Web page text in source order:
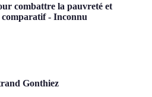
combattre la pauvreté et
comparatif - Inconnu
Gonthiez